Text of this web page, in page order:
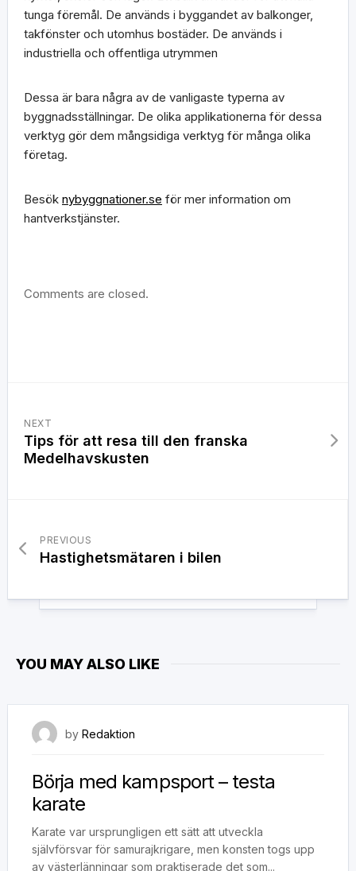
tunga föremål. De används i byggandet av balkonger,
takfönster och utomhus bostäder. De används i
industriella och offentliga utrymmen
Dessa är bara några av de vanligaste typerna av
byggnadsställningar. De olika applikationerna för dessa
verktyg gör dem mångsidiga verktyg för många olika
företag.
Besök nybyggnationer.se för mer information om
hantverkstjänster.
Comments are closed.
NEXT
Tips för att resa till den franska
Medelhavskusten
PREVIOUS
Hastighetsmätaren i bilen
YOU MAY ALSO LIKE
by Redaktion
Börja med kampsport – testa
karate
Karate var ursprungligen ett sätt att utveckla
självförsvar för samurajkrigare, men konsten togs upp
av västerlänningar som praktiserade det som...